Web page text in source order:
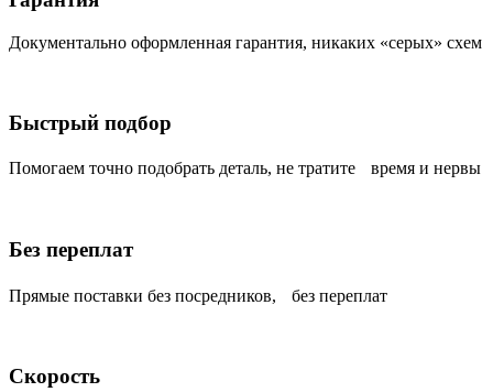
Документально оформленная гарантия, никаких «серых» схем
Быстрый подбор
Помогаем точно подобрать деталь, не тратите время и нервы
Без переплат
Прямые поставки без посредников, без переплат
Скорость